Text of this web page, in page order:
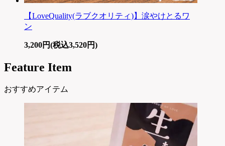
【LoveQuality(ラブクオリティ)】涙やけとるワ
ン
3,200円(税込3,520円)
Feature Item
おすすめアイテム